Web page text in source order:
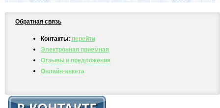
Обратная связь
Контакты: перейти
Электронная приемная
Отзывы и предложения
Онлайн-анкета